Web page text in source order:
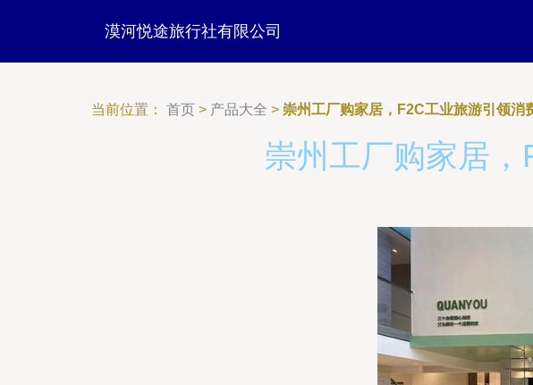
漠河悦途旅行社有限公司
当前位置： 首页 > 产品大全 > 崇州工厂购家居，F2C工业旅游引领消
崇州工厂购家居